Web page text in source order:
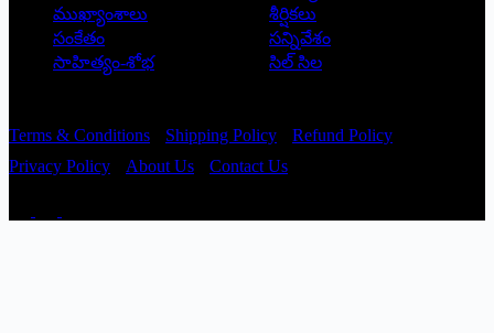
ముఖ్యాంశాలు
శీర్షికలు
సంకేతం
సన్నివేశం
సాహిత్యం-శోభ
సిల్ సిల
Terms & Conditions Shipping Policy
Refund Policy
Privacy Policy
About Us Contact Us